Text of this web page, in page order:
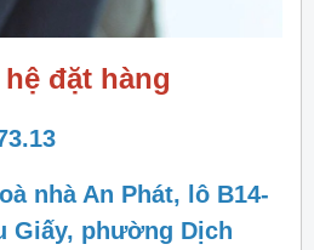
đặt hàng
nhà An Phát, lô B14-
Giấy, phường Dịch